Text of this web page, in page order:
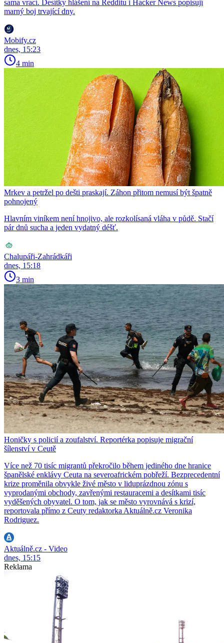
sama vrací. Desítky hlášení na Redditu i Hacker News popisují
marný boj trvající dny.
Mobify.cz
dnes, 15:23
4 min
Mrkev a petržel po dešti praskají. Záhon přitom nemusí být špatně
pohnojený
Hlavním viníkem není hnojivo, ale rozkolísaná vláha v půdě. Stačí
pár dnů sucha a jeden vydatný déšť.
Chalupáři-Zahrádkáři
dnes, 15:18
3 min
Honičky s policií a zoufalství. Reportérka popisuje migrační
šílenství v Ceutě
Více než 70 tisíc migrantů překročilo během jediného dne hranice
španělské enklávy Ceuta na severoafrickém pobřeží. Bezprecedentní
krize proměnila obvykle živé město v liduprázdnou zónu s
vyprodanými obchody, zavřenými restauracemi a desítkami tisíc
vyděšených obyvatel. O tom, jak se město vyrovnává s krizí,
reportovala přímo z Ceuty redaktorka Aktuálně.cz Veronika
Rodriguez.
Aktuálně.cz - Video
dnes, 15:15
Reklama